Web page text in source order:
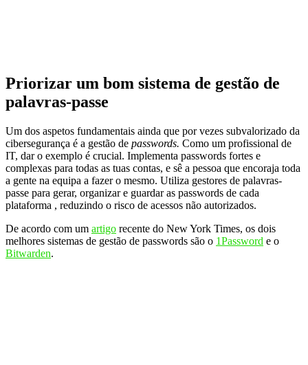
Priorizar um bom sistema de gestão de
palavras-passe
Um dos aspetos fundamentais ainda que por vezes subvalorizado da
cibersegurança é a gestão de passwords. Como um profissional de
IT, dar o exemplo é crucial. Implementa passwords fortes e
complexas para todas as tuas contas, e sê a pessoa que encoraja toda
a gente na equipa a fazer o mesmo. Utiliza gestores de palavras-
passe para gerar, organizar e guardar as passwords de cada
plataforma , reduzindo o risco de acessos não autorizados.
De acordo com um artigo recente do New York Times, os dois
melhores sistemas de gestão de passwords são o 1Password e o
Bitwarden.